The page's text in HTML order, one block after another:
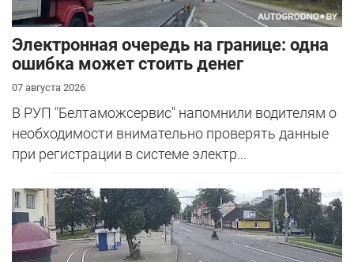
Электронная очередь на границе: одна
ошибка может стоить денег
07 августа 2026
В РУП "Белтаможсервис" напомнили водителям о
необходимости внимательно проверять данные
при регистрации в системе электр...